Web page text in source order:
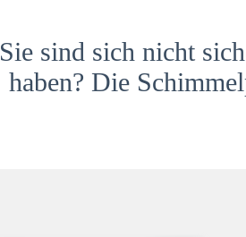
Sie sind sich nicht
haben? Die